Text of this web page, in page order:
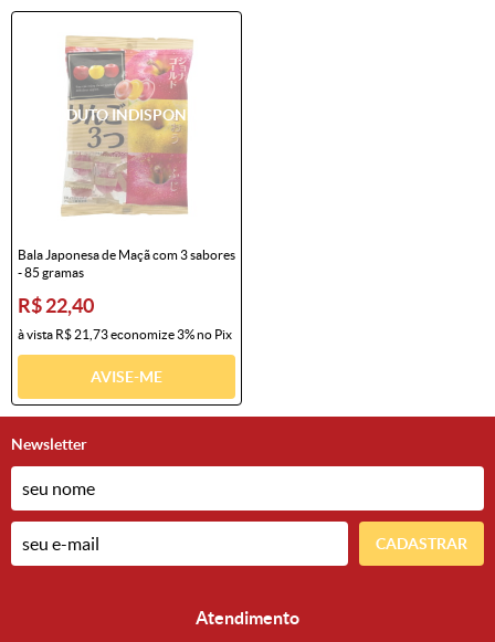
Bala Japonesa de Maçã com 3 sabores
- 85 gramas
R$ 22,40
à vista R$ 21,73economize3%no Pix
AVISE-ME
Newsletter
CADASTRAR
Atendimento